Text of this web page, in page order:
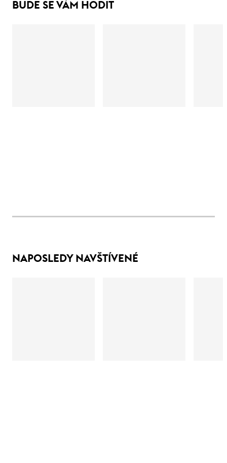
BUDE SE VÁM HODIT
NAPOSLEDY NAVŠTÍVENÉ